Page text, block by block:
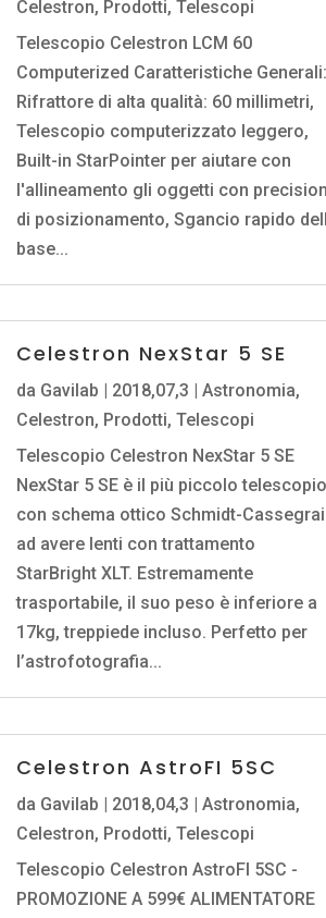
Celestron, Prodotti, Telescopi
Telescopio Celestron LCM 60
Computerized Caratteristiche Generali:
Rifrattore di alta qualità: 60 millimetri,
Telescopio computerizzato leggero,
Built-in StarPointer per aiutare con
l'allineamento gli oggetti con
di posizionamento, Sgancio rapido
base...
Celestron NexStar 5 SE
da Gavilab 2018,07,3 Astronomia,
Celestron, Prodotti, Telescopi
Telescopio Celestron NexStar 5 SE
NexStar 5 SE è il più piccolo telescopio
con schema ottico Schmidt-
ad avere lenti con trattamento
StarBright XLT. Estremamente
trasportabile, il suo peso è inferiore a
17kg, treppiede incluso. Perfetto per
l’astrofotografia...
Celestron AstroFI 5SC
da Gavilab | 2018,04,3 | Astronomia,
Celestron, Prodotti, Telescopi
Telescopio Celestron AstroFI 5SC -
PROMOZIONE A 599€ ALIMENTATORE